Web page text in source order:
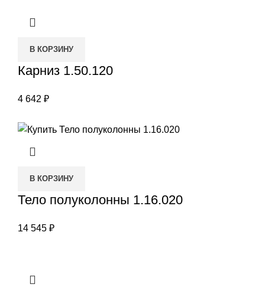
В КОРЗИНУ
Карниз 1.50.120
4 642 ₽
В КОРЗИНУ
Тело полуколонны 1.16.020
14 545 ₽